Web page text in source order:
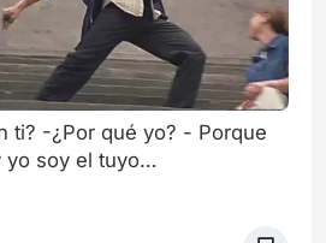
ti? -¿Por qué yo? - Porque
yo soy el tuyo
Boe, 2003) Lo sé, es un